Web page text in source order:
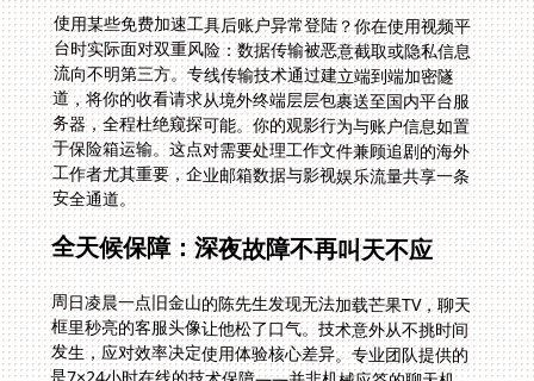
使用某些免费加速工具后账户异常登陆？你在使用视频平
台时实际面对双重风险：数据传输被恶意截取或隐私信息
流向不明第三方。专线传输技术通过建立端到端加密隧
道，将你的收看请求从境外终端层层包裹送至国内平台服
务器，全程杜绝窥探可能。你的观影行为与账户信息如置
于保险箱运输。这点对需要处理工作文件兼顾追剧的海外
工作者尤其重要，企业邮箱数据与影视娱乐流量共享一条
安全通道。
全天候保障：深夜故障不再叫天不应
周日凌晨一点旧金山的陈先生发现无法加载芒果TV，聊天
框里秒亮的客服头像让他松了口气。技术意外从不挑时间
发生，应对效率决定使用体验核心差异。专业团队提供的
是7×24小时在线的技术保障——并非机械应答的聊天机
器人，而是能精准定位异常源头的人性化支持。当东京的
林小姐在春节晚会直播前两小时遭遇登录异常，售后工程
师在15分钟内通过远程诊断完成服务器分流切换。真正的